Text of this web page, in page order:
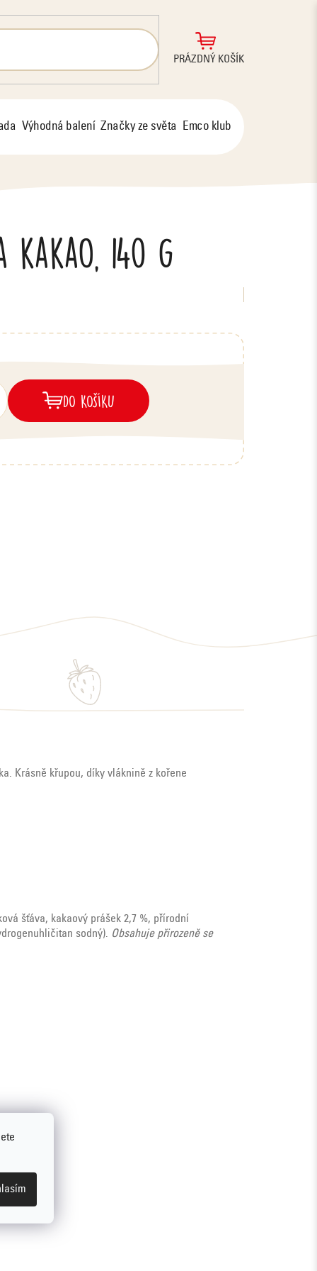
NÁKUPNÍ
PRÁZDNÝ KOŠÍK
Výhodná balení Značky ze světa Emco klub
kakao, 140 g
DO KOŠÍKU
Krásně křupou, díky vláknině z kořene
šťáva, kakaový prášek 2,7 %, přírodní
sodný). Obsahuje přirozeně se